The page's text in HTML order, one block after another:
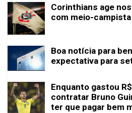
Corinthians age
com meio-
Boa notícia para
expectativa para
Enquanto gastou
contratar Bruno
ter que pagar bem